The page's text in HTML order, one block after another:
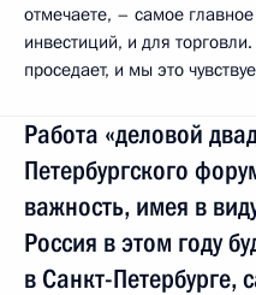
отмечаете, – самое
инвестиций, и для
проседает, и мы это
Работа «деловой
Петербургского
важность, имея в
Россия в этом году
в Санкт-Петербурге,